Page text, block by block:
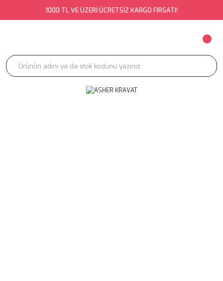
1000 TL VE ÜZERİ ÜCRETSİZ KARGO FIRSATI!